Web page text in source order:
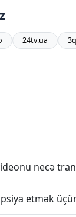
24tv.ua
necə
etmək